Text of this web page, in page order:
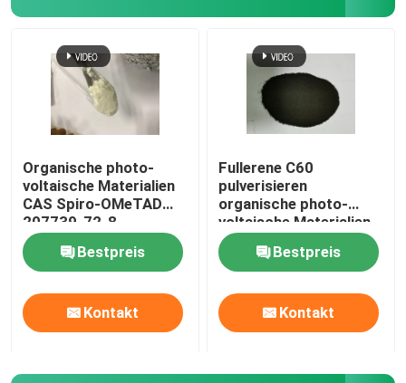
Organische photo-
voltaische Materialien
CAS Spiro-OMeTAD
207739-72-8
C81H68N4O8
Bestpreis
Kontakt
Fullerene C60
pulverisieren
organische photo-
voltaische Materialien
CAS 99685-96-8
Bestpreis
Kontakt